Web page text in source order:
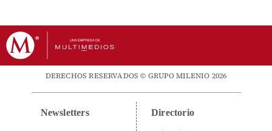
DERECHOS RESERVADOS © GRUPO MILENIO 2026
Newsletters Directorio